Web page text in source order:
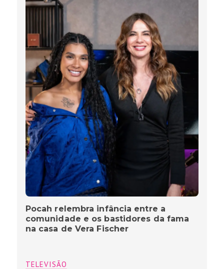
Pocah relembra infância entre a
comunidade e os bastidores da fama
na casa de Vera Fischer
TELEVISÃO